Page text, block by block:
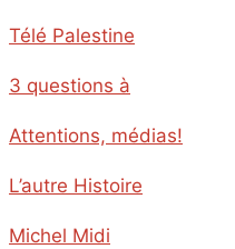
Télé Palestine
3 questions à
Attentions, médias!
L’autre Histoire
Michel Midi